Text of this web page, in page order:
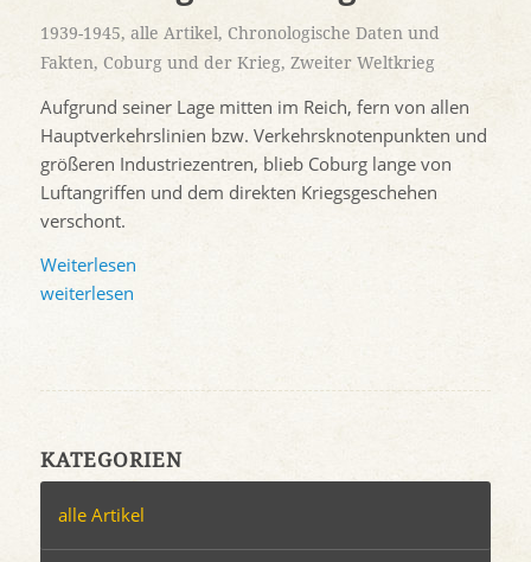
1939-1945, alle Artikel, Chronologische Daten und
Fakten, Coburg und der Krieg, Zweiter Weltkrieg
Aufgrund seiner Lage mitten im Reich, fern von allen
Hauptverkehrslinien bzw. Verkehrsknotenpunkten und
größeren Industriezentren, blieb Coburg lange von
Luftangriffen und dem direkten Kriegsgeschehen
verschont.
Weiterlesen
weiterlesen
KATEGORIEN
alle Artikel